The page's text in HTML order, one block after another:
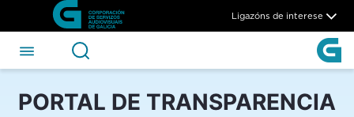
Skip to Main Content
Actividade contractual -
Ligazóns de interese
PORTAL DE TRANSPARENCIA